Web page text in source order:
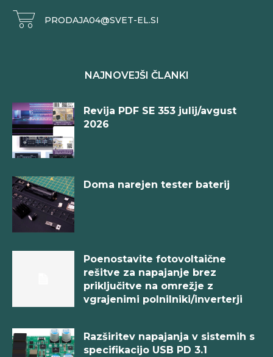
PRODAJA04@SVET-EL.SI
NAJNOVEJŠI ČLANKI
Revija PDF SE 353 julij/avgust
2026
Doma narejen tester baterij
Poenostavite fotovoltaične
rešitve za napajanje brez
priključitve na omrežje z
vgrajenimi polnilniki/inverterji
Razširitev napajanja v sistemih s
specifikacijo USB PD 3.1